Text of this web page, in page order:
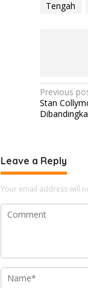
Tengah
P
o
n
a
v
i
t
Previous
Stan
Leave a Reply
Your email address will